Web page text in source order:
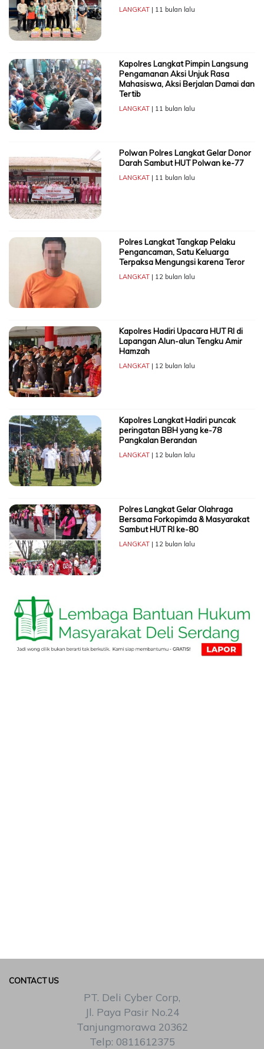
LANGKAT| 11 bulan lalu
Kapolres Langkat Pimpin Langsung
Pengamanan Aksi Unjuk Rasa
Mahasiswa, Aksi Berjalan Damai dan
Tertib
LANGKAT| 11 bulan lalu
Polwan Polres Langkat Gelar Donor
Darah Sambut HUT Polwan ke-77
LANGKAT| 11 bulan lalu
Polres Langkat Tangkap Pelaku
Pengancaman, Satu Keluarga
Terpaksa Mengungsi karena Teror
LANGKAT| 12 bulan lalu
Kapolres Hadiri Upacara HUT RI di
Lapangan Alun-alun Tengku Amir
Hamzah
LANGKAT| 12 bulan lalu
Kapolres Langkat Hadiri puncak
peringatan BBH yang ke-78
Pangkalan Berandan
LANGKAT| 12 bulan lalu
Polres Langkat Gelar Olahraga
Bersama Forkopimda & Masyarakat
Sambut HUT RI ke-80
LANGKAT| 12 bulan lalu
CONTACT US
PT. Deli Cyber Corp,
Jl. Paya Pasir No.24
Tanjungmorawa 20362
Telp: 0811612375